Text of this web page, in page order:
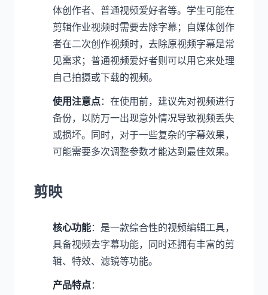
体创作者、普通视频爱好者等。学生可能在
剪辑作业视频时需要去除字幕；自媒体创作
者在二次创作视频时，去除原视频字幕是常
见需求；普通视频爱好者则可以用它来处理
自己拍摄或下载的视频。
使用注意点：在使用前，建议先对视频进行
备份，以防万一出现意外情况导致视频丢失
或损坏。同时，对于一些复杂的字幕效果，
可能需要多次调整参数才能达到最佳效果。
剪映
核心功能：是一款综合性的视频编辑工具，
具备视频去字幕功能，同时还拥有丰富的剪
辑、特效、滤镜等功能。
产品特点：